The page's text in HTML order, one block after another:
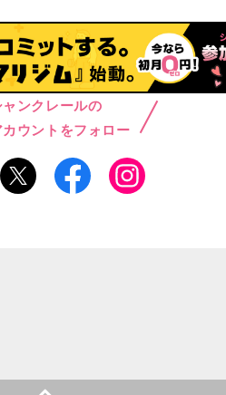
ャンクレールの
ウントをフォロー